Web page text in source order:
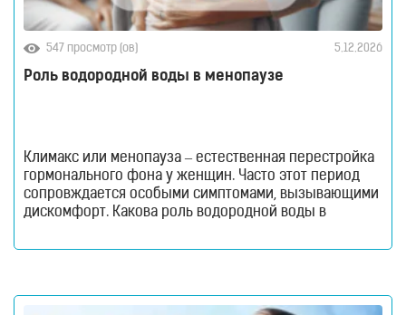
547 просмотр (ов) 5.12.2026
Роль водородной воды в менопаузе
Климакс или менопауза – естественная перестройка
гормонального фона у женщин. Часто этот период
сопровждается особыми симптомами, вызывающими
дискомфорт. Какова роль водородной воды в
материале! Взросление организма всегда связано с
менопауза. Резкие перемены в синтезе те хили иных